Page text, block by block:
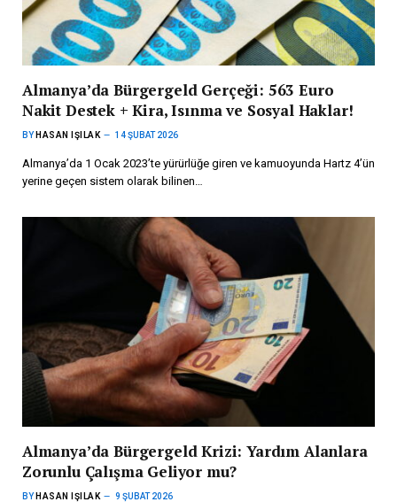
Almanya’da Bürgergeld Gerçeği: 563 Euro
Nakit Destek + Kira, Isınma ve Sosyal Haklar!
BY HASAN IŞILAK 14 ŞUBAT 2026
Almanya’da 1 Ocak 2023’te yürürlüğe giren ve kamuoyunda Hartz 4’ün
yerine geçen sistem olarak bilinen…
Almanya’da Bürgergeld Krizi: Yardım Alanlara
Zorunlu Çalışma Geliyor mu?
BY HASAN IŞILAK 9 ŞUBAT 2026